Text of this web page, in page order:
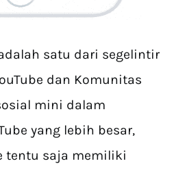
satu dari segelintir
dan Komunitas
mini dalam
yang lebih besar,
tentu saja memiliki